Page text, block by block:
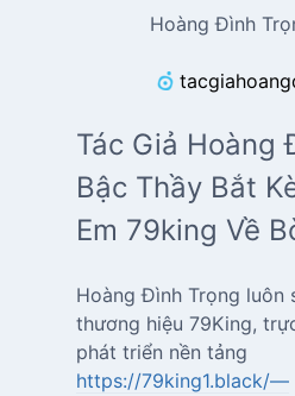
Hoàng Đình
Tác Giả Hoàng
Bậc Thầy Bắt
Em 79king Về
Hoàng Đình Trọng luôn
thương hiệu 79King,
https://79king1.black/—